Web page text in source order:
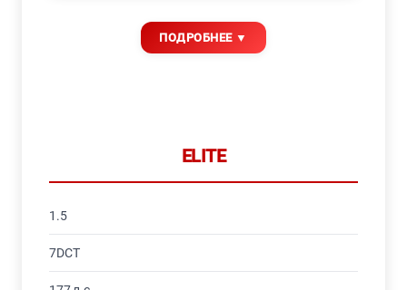
ELITE
1.5
7DCT